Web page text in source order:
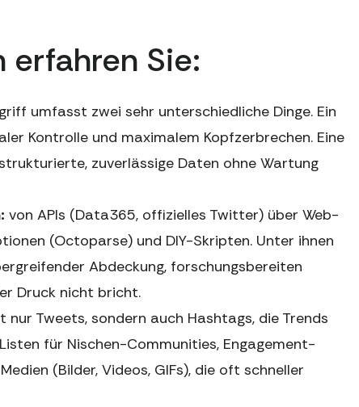
Sie:
umfasst zwei sehr unterschiedliche Dinge. Ein
Kontrolle und maximalem Kopfzerbrechen. Eine
zuverlässige Daten ohne Wartung
von APIs (Data365, offizielles Twitter) über Web-
(Octoparse) und DIY-Skripten. Unter ihnen
Abdeckung, forschungsbereiten
Druck nicht bricht.
nur Tweets, sondern auch Hashtags, die Trends
für Nischen-Communities, Engagement-
(Bilder, Videos, GIFs), die oft schneller